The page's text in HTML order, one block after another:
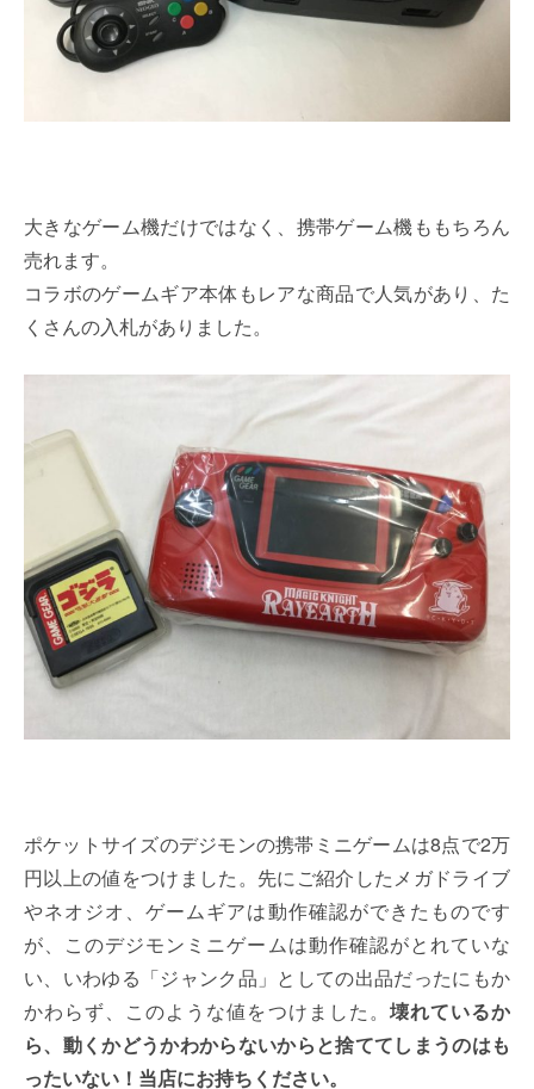
大きなゲーム機だけではなく、携帯ゲーム機ももちろん
売れます。
コラボのゲームギア本体もレアな商品で人気があり、た
くさんの入札がありました。
ポケットサイズのデジモンの携帯ミニゲームは8点で2万
円以上の値をつけました。先にご紹介したメガドライブ
やネオジオ、ゲームギアは動作確認ができたものです
が、このデジモンミニゲームは動作確認がとれていな
い、いわゆる「ジャンク品」としての出品だったにもか
かわらず、このような値をつけました。 壊れているか
ら、動くかどうかわからないからと捨ててしまうのはも
ったいない！当店にお持ちください。